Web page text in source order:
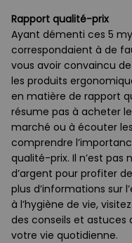
Rapport qualité-prix
Ayant démenti ces 5
correspondaient à de
vous avoir convaincu
les produits
en matière de rapport
résume pas à acheter
marché ou à écouter
comprendre
qualité-prix. Il n’est pas
d’argent pour profiter
plus d’informations sur
à l’hygiène de vie, visitez
des conseils et astuces
votre vie quotidienne.